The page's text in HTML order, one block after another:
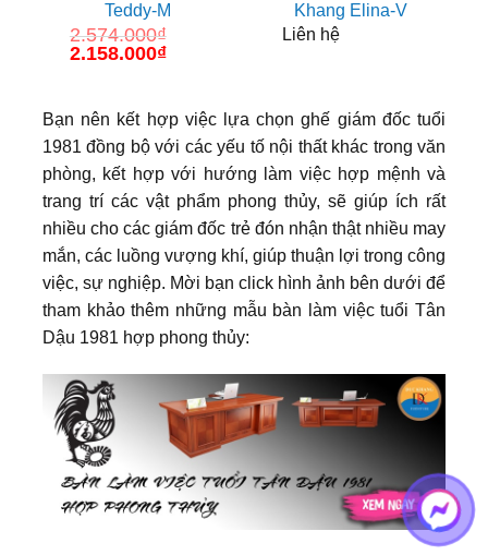
Teddy-M
2.574.000₫
Giá
2.158.000₫Giá
2.158.000₫.
Khang Elina-V
Liên hệ
Bạn nên kết hợp việc lựa chọn ghế giám đốc tuổi
1981 đồng bộ với các yếu tố nội thất khác trong văn
phòng, kết hợp với hướng làm việc hợp mệnh và
trang trí các vật phẩm phong thủy, sẽ giúp ích rất
nhiều cho các giám đốc trẻ đón nhận thật nhiều may
mắn, các luồng vượng khí, giúp thuận lợi trong công
việc, sự nghiệp. Mời bạn click hình ảnh bên dưới để
tham khảo thêm những mẫu bàn làm việc tuổi Tân
Dậu 1981 hợp phong thủy: